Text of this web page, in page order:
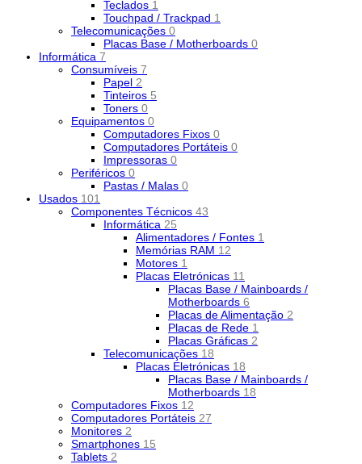
Teclados 1
Touchpad / Trackpad 1
Telecomunicações 0
Placas Base / Motherboards 0
Informática 7
Consumíveis 7
Papel 2
Tinteiros 5
Toners 0
Equipamentos 0
Computadores Fixos 0
Computadores Portáteis 0
Impressoras 0
Periféricos 0
Pastas / Malas 0
Usados 101
Componentes Técnicos 43
Informática 25
Alimentadores / Fontes 1
Memórias RAM 12
Motores 1
Placas Eletrónicas 11
Placas Base / Mainboards /
Motherboards 6
Placas de Alimentação 2
Placas de Rede 1
Placas Gráficas 2
Telecomunicações 18
Placas Eletrónicas 18
Placas Base / Mainboards /
Motherboards 18
Computadores Fixos 12
Computadores Portáteis 27
Monitores 2
Smartphones 15
Tablets 2